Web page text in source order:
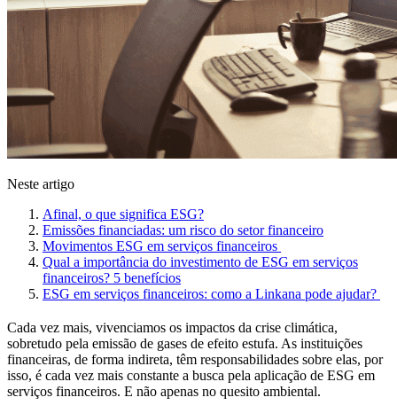
Neste artigo
Afinal, o que significa ESG?
Emissões financiadas: um risco do setor financeiro
Movimentos ESG em serviços financeiros
Qual a importância do investimento de ESG em serviços
financeiros? 5 benefícios
ESG em serviços financeiros: como a Linkana pode ajudar?
Cada vez mais, vivenciamos os impactos da crise climática,
sobretudo pela emissão de gases de efeito estufa. As instituições
financeiras, de forma indireta, têm responsabilidades sobre elas, por
isso, é cada vez mais constante a busca pela aplicação de ESG em
serviços financeiros. E não apenas no quesito ambiental.